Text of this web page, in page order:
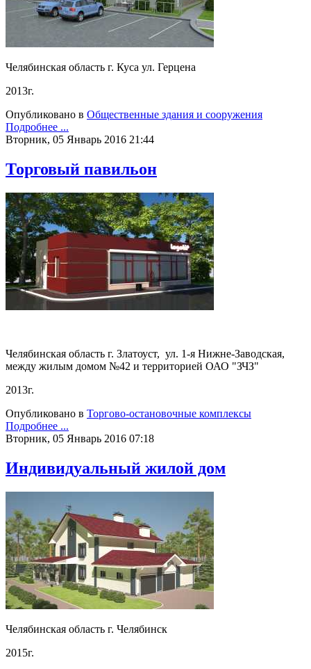
Челябинская область г. Куса ул. Герцена
2013г.
Опубликовано в Общественные здания и сооружения
Подробнее ...
Вторник, 05 Январь 2016 21:44
Торговый павильон
Челябинская область г. Златоуст, ул. 1-я Нижне-Заводская,
между жилым домом №42 и территорией ОАО "ЗЧЗ"
2013г.
Опубликовано в Торгово-остановочные комплексы
Подробнее ...
Вторник, 05 Январь 2016 07:18
Индивидуальный жилой дом
Челябинская область г. Челябинск
2015г.